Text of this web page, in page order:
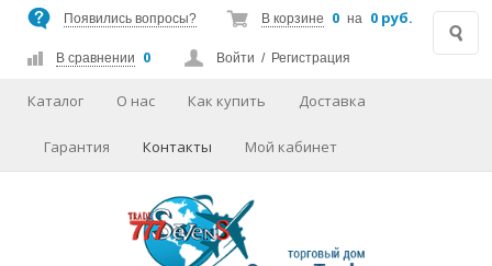
Появились вопросы? В корзине 0 на 0 руб.
В сравнении 0 Войти / Регистрация
Каталог О нас Как купить Доставка
Гарантия Контакты Мой кабинет